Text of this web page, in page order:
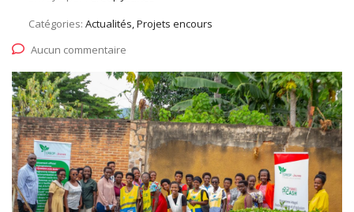
Catégories: Actualités, Projets encours
Aucun commentaire